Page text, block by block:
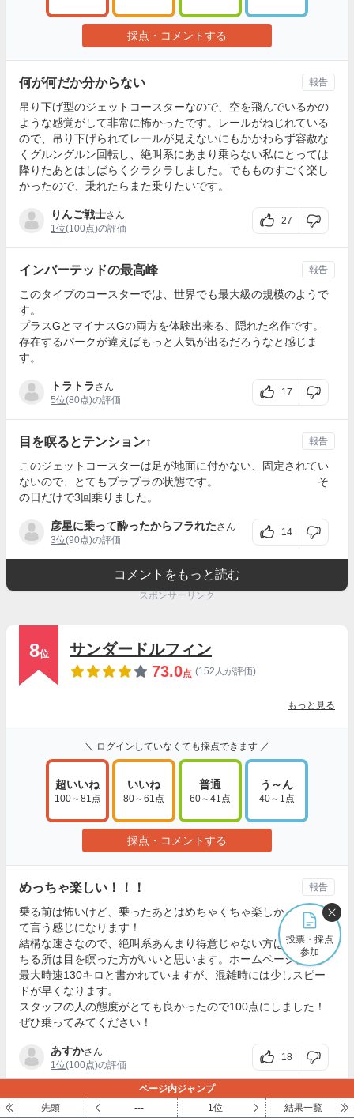
採点・コメントする
何が何だか分からない
吊り下げ型のジェットコースターなので、空を飛んでいるかの
ような感覚がして非常に怖かったです。レールがねじれている
ので、吊り下げられてレールが見えないにもかかわらず容赦な
くグルングルン回転し、絶叫系にあまり乗らない私にとっては
降りたあとはしばらくクラクラしました。でもものすごく楽し
かったので、乗れたらまた乗りたいです。
りんご戦士さん
1位(100点)の評価
27
報告
インバーテッドの最高峰
このタイプのコースターでは、世界でも最大級の規模のようで
す。
プラスGとマイナスGの両方を体験出来る、隠れた名作です。
存在するパークが違えばもっと人気が出るだろうなと感じま
す。
トラトラ さん
5位(80点)の評価
17
報告
目を瞑るとテンション↑
このジェットコースターは足が地面に付かない、固定されてい
ないので、とてもブラブラの状態です。 そ
の日だけで3回乗りました。
彦星に乗って酔ったからフラれたさん
3位(90点)の評価
14
報告
コメントをもっと読む
スポンサーリンク
8位
サンダードルフィン
73.0点 (152人が評価)
もっと見る
＼ ログインしていなくても採点できます ／
超いいね
100～81点
いいね
80～61点
普通
60～41点
う～ん
40～1点
採点・コメントする
めっちゃ楽しい！！！
乗る前は怖いけど、乗ったあとはめちゃくちゃ楽しかった！っ
て言う感じになります！
結構な速さなので、絶叫系あんまり得意じゃない方は最初の落
ちる所は目を瞑った方がいいと思います。ホームページには、
最大時速130キロと書かれていますが、混雑時には少しスピー
ドが早くなります。
スタッフの人の態度がとても良かったので100点にしました！
ぜひ乗ってみてください！
あすかさん
1位(100点)の評価
18
報告
ビルの谷間を飛んでるよう！ 報告
投票・採点
参加
ページ内ジャンプ
先頭
--- 1位 結果一覧